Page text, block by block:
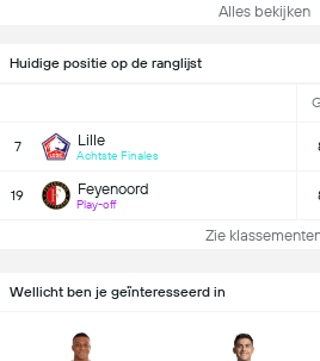
Huidige positie op de ranglijst
7 Lille
Achtste Finales
19 Feyenoord
Play-off
Zie
Alles bekijken
Wellicht ben je geïnteresseerd in